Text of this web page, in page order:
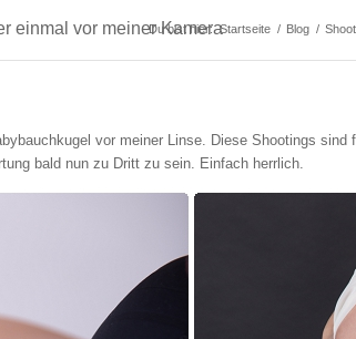
einmal vor meiner Kamera
Du bist hier: Startseite / Blog /
vor meiner Linse. Diese Shootings
bald nun zu Dritt zu sein. Einfach herrlich.